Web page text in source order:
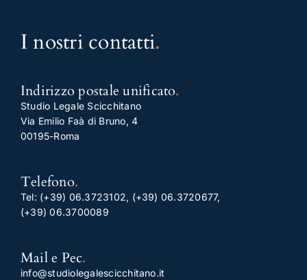
I nostri contatti.
Indirizzo postale unificato.
Studio Legale Scicchitano
Via Emilio Faà di Bruno, 4
00195-Roma
Telefono.
Tel: (+39) 06.3723102, (+39) 06.3720677,
(+39) 06.3700089
Mail e Pec.
info@studiolegalescicchitano.it